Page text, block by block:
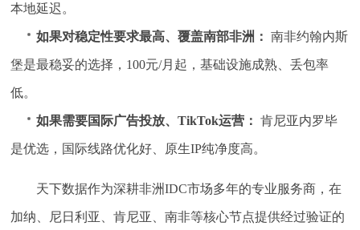
本地延迟。
如果对稳定性要求最高、覆盖南部非洲： 南非约翰内斯
堡是最稳妥的选择，100元/月起，基础设施成熟、丢包率
低。
如果需要国际广告投放、TikTok运营： 肯尼亚内罗毕
是优选，国际线路优化好、原生IP纯净度高。
天下数据作为深耕非洲IDC市场多年的专业服务商，在
加纳、尼日利亚、肯尼亚、南非等核心节点提供经过验证的